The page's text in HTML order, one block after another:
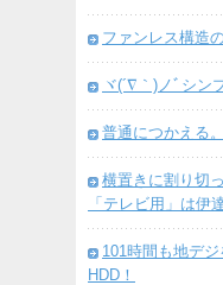
ファンレス構造
ヾ(´∇｀)ノﾞシン
普通につかえる
横置きに割り切
「テレビ用」は伊
101時間も地デ
HDD！